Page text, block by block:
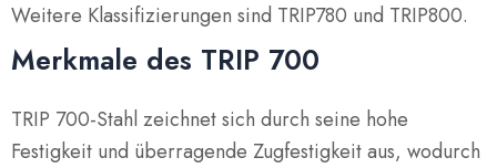
Weitere Klassifizierungen sind TRIP780 und TRIP800.
Merkmale des TRIP 700
TRIP 700-Stahl zeichnet sich durch seine hohe
Festigkeit und überragende Zugfestigkeit aus, wodurch